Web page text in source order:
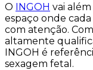
O INGOH vai
espaço onde
com atenção.
altamente
INGOH é
sexagem fetal.